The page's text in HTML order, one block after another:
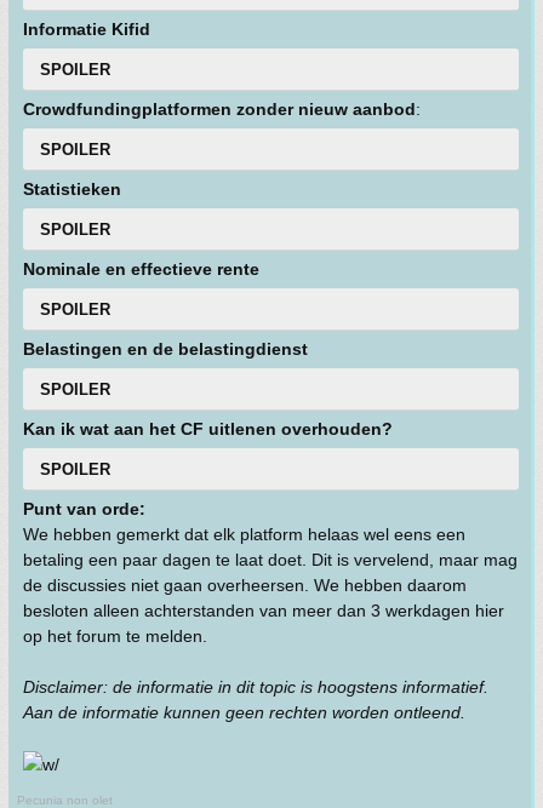
Informatie Kifid
SPOILER
Crowdfundingplatformen zonder nieuw aanbod:
SPOILER
Statistieken
SPOILER
Nominale en effectieve rente
SPOILER
Belastingen en de belastingdienst
SPOILER
Kan ik wat aan het CF uitlenen overhouden?
SPOILER
Punt van orde:
We hebben gemerkt dat elk platform helaas wel eens een
betaling een paar dagen te laat doet. Dit is vervelend, maar mag
de discussies niet gaan overheersen. We hebben daarom
besloten alleen achterstanden van meer dan 3 werkdagen hier
op het forum te melden.
Disclaimer: de informatie in dit topic is hoogstens informatief.
Aan de informatie kunnen geen rechten worden ontleend.
Pecunia non olet